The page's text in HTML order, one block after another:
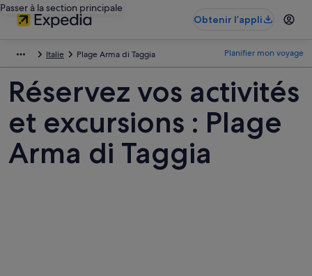
Passer à la section principale
Obtenir l’appli
Italie Plage Arma di Taggia Planifier mon voyage
Réservez vos activités
et excursions : Plage
Arma di Taggia